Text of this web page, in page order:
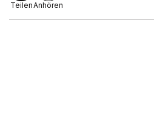
TeilenAnhören